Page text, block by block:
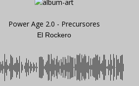
Power Age 2.0 - Precursores
El Rockero